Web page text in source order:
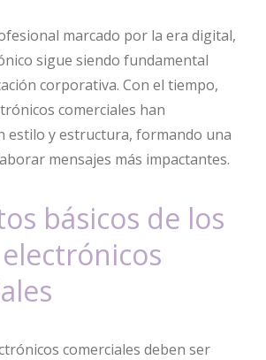
marcado por la era digital,
sigue siendo fundamental
corporativa. Con el tiempo,
comerciales han
estilo y estructura, formando una
mensajes más impactantes.
básicos de los
comerciales deben ser